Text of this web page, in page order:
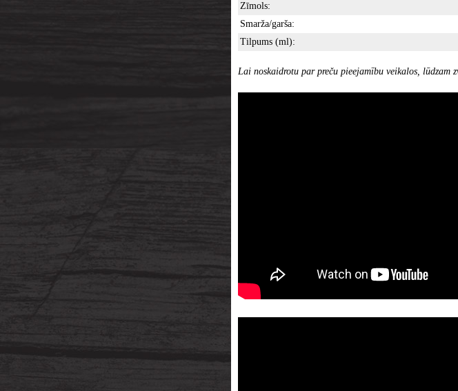
Zīmols:
Smarža/garša:
Tilpums (ml):
Lai noskaidrotu par preču pieejamību veikalos, lūdzam